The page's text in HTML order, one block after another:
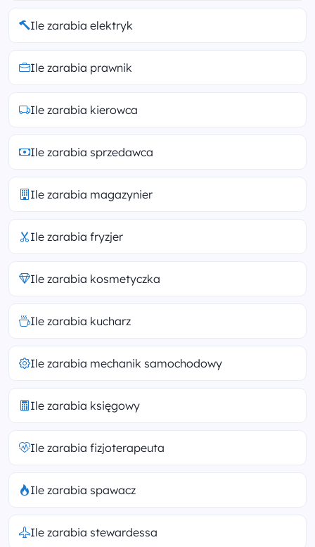
Ile zarabia elektryk
Ile zarabia prawnik
Ile zarabia kierowca
Ile zarabia sprzedawca
Ile zarabia magazynier
Ile zarabia fryzjer
Ile zarabia kosmetyczka
Ile zarabia kucharz
Ile zarabia mechanik samochodowy
Ile zarabia księgowy
Ile zarabia fizjoterapeuta
Ile zarabia spawacz
Ile zarabia stewardessa